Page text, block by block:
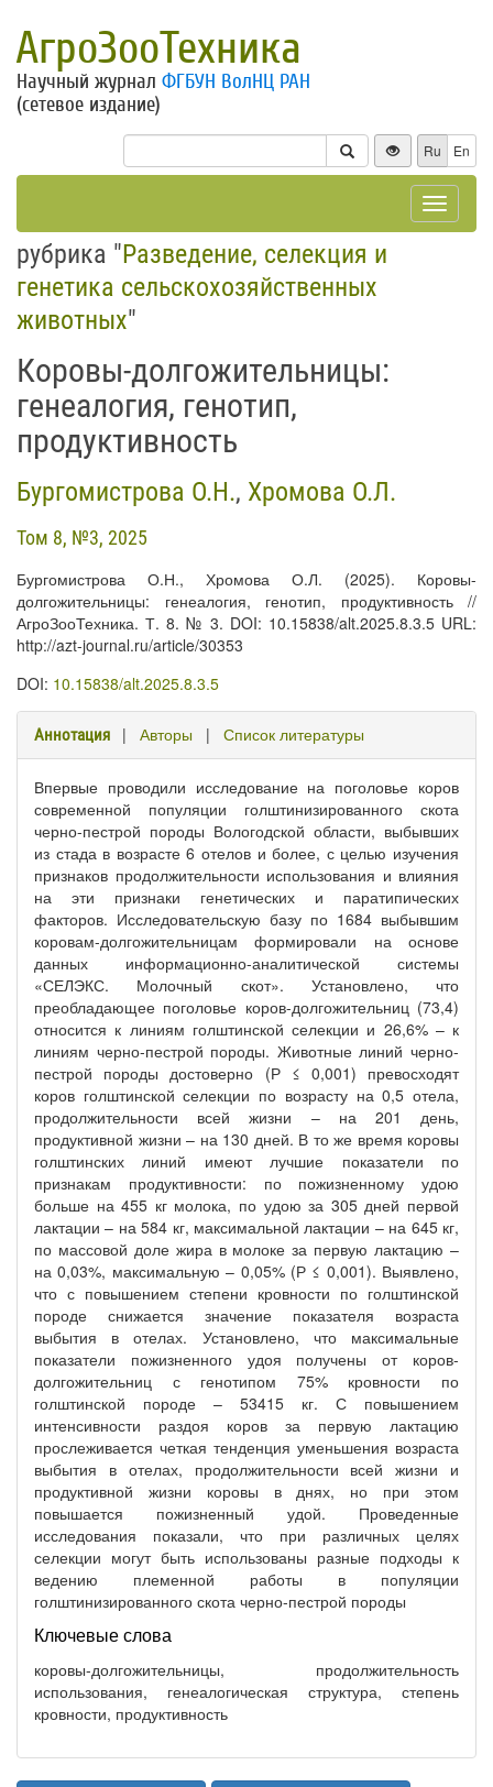
АгроЗооТехника
Научный журнал ФГБУН ВолНЦ РАН
(сетевое издание)
Ru En
Toggle
рубрика "Разведение, селекция и
генетика сельскохозяйственных
животных"
Коровы-долгожительницы:
генеалогия, генотип,
продуктивность
Бургомистрова О.Н., Хромова О.Л.
Том 8, №3, 2025
Бургомистрова О.Н., Хромова О.Л. (2025). Коровы-
долгожительницы: генеалогия, генотип, продуктивность //
АгроЗооТехника. Т. 8. № 3. DOI: 10.15838/alt.2025.8.3.5 URL:
http://azt-journal.ru/article/30353
DOI: 10.15838/alt.2025.8.3.5
Аннотация | Авторы | Список литературы
Впервые проводили исследование на поголовье коров
современной популяции голштинизированного скота
черно-пестрой породы Вологодской области, выбывших
из стада в возрасте 6 отелов и более, с целью изучения
признаков продолжительности использования и влияния
на эти признаки генетических и паратипических
факторов. Исследовательскую базу по 1684 выбывшим
коровам-долгожительницам формировали на основе
данных информационно-аналитической системы
«СЕЛЭКС. Молочный скот». Установлено, что
преобладающее поголовье коров-долгожительниц (73,4)
относится к линиям голштинской селекции и 26,6% – к
линиям черно-пестрой породы. Животные линий черно-
пестрой породы достоверно (Р ≤ 0,001) превосходят
коров голштинской селекции по возрасту на 0,5 отела,
продолжительности всей жизни – на 201 день,
продуктивной жизни – на 130 дней. В то же время коровы
голштинских линий имеют лучшие показатели по
признакам продуктивности: по пожизненному удою
больше на 455 кг молока, по удою за 305 дней первой
лактации – на 584 кг, максимальной лактации – на 645 кг,
по массовой доле жира в молоке за первую лактацию –
на 0,03%, максимальную – 0,05% (Р ≤ 0,001). Выявлено,
что с повышением степени кровности по голштинской
породе снижается значение показателя возраста
выбытия в отелах. Установлено, что максимальные
показатели пожизненного удоя получены от коров-
долгожительниц с генотипом 75% кровности по
голштинской породе – 53415 кг. С повышением
интенсивности раздоя коров за первую лактацию
прослеживается четкая тенденция уменьшения возраста
выбытия в отелах, продолжительности всей жизни и
продуктивной жизни коровы в днях, но при этом
повышается пожизненный удой. Проведенные
исследования показали, что при различных целях
селекции могут быть использованы разные подходы к
ведению племенной работы в популяции
голштинизированного скота черно-пестрой породы
Ключевые слова
коровы-долгожительницы, продолжительность
использования, генеалогическая структура, степень
кровности, продуктивность